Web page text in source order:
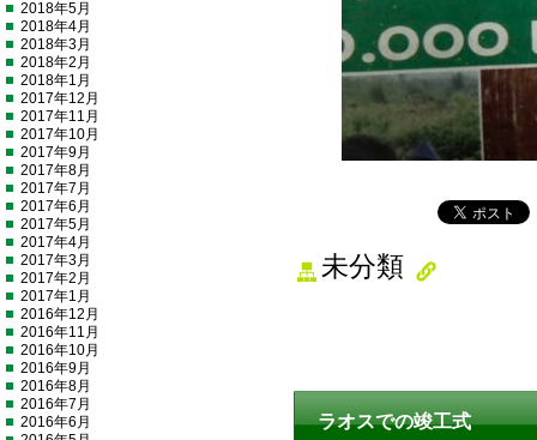
未分類
ラオスでの竣工式
2018年5月
2018年4月
2018年3月
2018年2月
2018年1月
2017年12月
2017年11月
2017年10月
2017年9月
2017年8月
2017年7月
2017年6月
2017年5月
2017年4月
2017年3月
2017年2月
2017年1月
2016年12月
2016年11月
2016年10月
2016年9月
2016年8月
2016年7月
2016年6月